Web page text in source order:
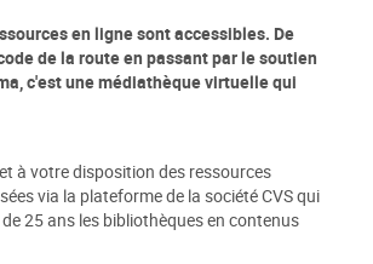
en ligne sont accessibles. De
de la route en passant par le soutien
c'est une médiathèque virtuelle qui
à votre disposition des ressources
via la plateforme de la société CVS qui
25 ans les bibliothèques en contenus